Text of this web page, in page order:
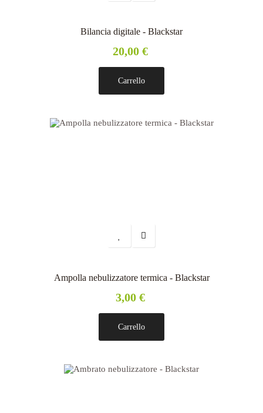
Bilancia digitale - Blackstar
20,00 €
Carrello
Ampolla nebulizzatore termica - Blackstar
3,00 €
Carrello